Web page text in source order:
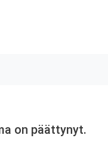
on päättynyt.